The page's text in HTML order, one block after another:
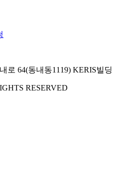
로 64(동내동1119) KERIS빌딩
RESERVED